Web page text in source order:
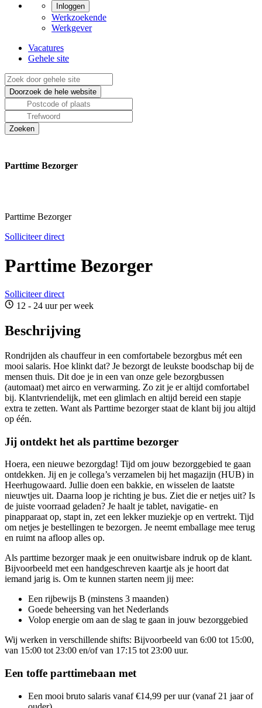
Inloggen
Werkzoekende
Werkgever
Vacatures
Gehele site
Parttime Bezorger
Parttime Bezorger
Solliciteer direct
Parttime Bezorger
Solliciteer direct
12 - 24 uur per week
Beschrijving
Rondrijden als chauffeur in een comfortabele bezorgbus mét een
mooi salaris. Hoe klinkt dat? Je bezorgt de leukste boodschap bij de
mensen thuis. Dit doe je in een van onze gele bezorgbussen
(automaat) met airco en verwarming. Zo zit je er altijd comfortabel
bij. Klantvriendelijk, met een glimlach en altijd bereid een stapje
extra te zetten. Want als Parttime bezorger staat de klant bij jou altijd
op één.
Jij ontdekt het als parttime bezorger
Hoera, een nieuwe bezorgdag! Tijd om jouw bezorggebied te gaan
ontdekken. Jij en je collega’s verzamelen bij het magazijn (HUB) in
Heerhugowaard. Jullie doen een bakkie, en wisselen de laatste
nieuwtjes uit. Daarna loop je richting je bus. Ziet die er netjes uit? Is
de juiste voorraad geladen? Je haalt je tablet, navigatie- en
pinapparaat op, stapt in, zet een lekker muziekje op en vertrekt. Tijd
om netjes je bestellingen te bezorgen. Je neemt emballage mee terug
en ruimt na afloop alles op.
Als parttime bezorger maak je een onuitwisbare indruk op de klant.
Bijvoorbeeld met een handgeschreven kaartje als je hoort dat
iemand jarig is. Om te kunnen starten neem jij mee:
Een rijbewijs B (minstens 3 maanden)
Goede beheersing van het Nederlands
Volop energie om aan de slag te gaan in jouw bezorggebied
Wij werken in verschillende shifts: Bijvoorbeeld van 6:00 tot 15:00,
van 15:00 tot 23:00 en/of van 17:15 tot 23:00 uur.
Een toffe parttimebaan met
Een mooi bruto salaris vanaf €14,99 per uur (vanaf 21 jaar of